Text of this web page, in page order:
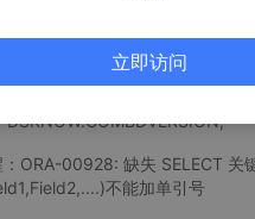
字段数据插入到另一个表的字段
ORA-00928: 缺失 SELECT 关
不能加单引号
立即访问